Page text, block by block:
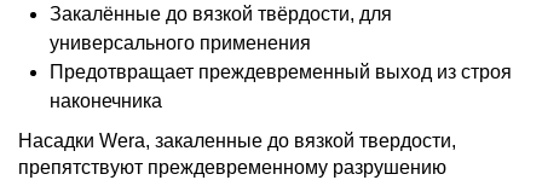
Закалённые до вязкой твёрдости, для
универсального применения
Предотвращает преждевременный выход из строя
наконечника
Насадки Wera, закаленные до вязкой твердости,
препятствуют преждевременному разрушению